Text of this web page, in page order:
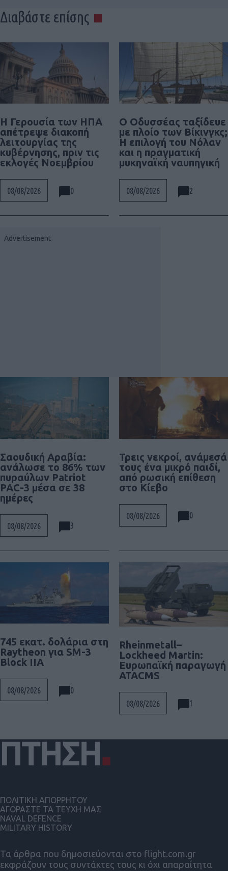
Διαβάστε επίσης
Η Γερουσία των ΗΠΑ
απέτρεψε διακοπή
λειτουργίας της
κυβέρνησης, πριν τις
εκλογές Νοεμβρίου
08/08/2026 0
Ο Οδυσσέας ταξίδευε
με πλοίο των Βίκινγκς;
Η επιλογή του Νόλαν
και η πραγματική
μυκηναϊκή ναυπηγική
08/08/2026 2
Σαουδική Αραβία:
ανάλωσε το 86% των
πυραύλων Patriot
PAC-3 μέσα σε 38
ημέρες
08/08/2026 3
Τρεις νεκροί, ανάμεσά
τους ένα μικρό παιδί,
από ρωσική επίθεση
στο Κίεβο
08/08/2026 0
745 εκατ. δολάρια στη
Raytheon για SM-3
Block IIA
08/08/2026 0
Rheinmetall–
Lockheed Martin:
Ευρωπαϊκή παραγωγή
ATACMS
08/08/2026 1
Τα άρθρα που δημοσιεύονται στο flight.com.gr
εκφράζουν τους συντάκτες τους κι όχι απαραίτητα
ΠΟΛΙΤΙΚΗ ΑΠΟΡΡΗΤΟΥ
ΑΓΟΡΑΣΤΕ ΤΑ ΤΕΥΧΗ ΜΑΣ
NAVAL DEFENCE
MILITARY HISTORY